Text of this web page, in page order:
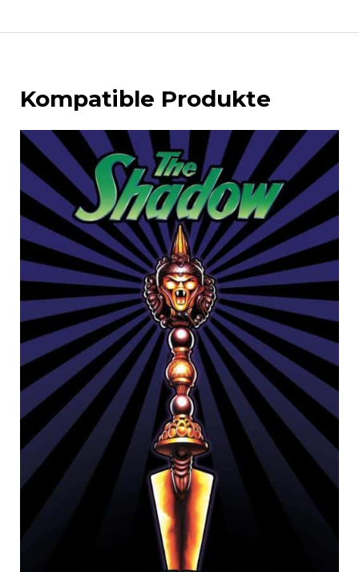
Kompatible Produkte